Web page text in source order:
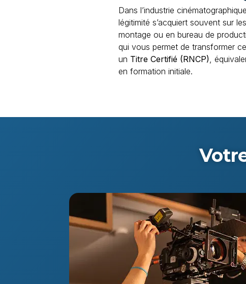
Dans l’industrie
légitimité s’acquiert souvent sur
montage ou en bureau de
qui vous permet de transformer
un Titre Certifié (RNCP),
en formation initiale.